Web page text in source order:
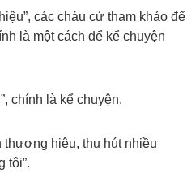
các cháu cứ tham khảo để
là một cách để kể chuyện
chính là kể chuyện.
hiệu, thu hút nhiều
tôi”.